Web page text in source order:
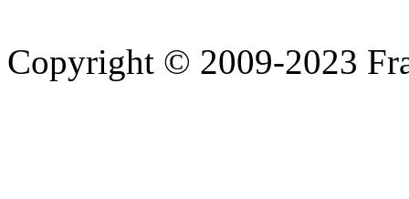
Copyright © 2009-2023